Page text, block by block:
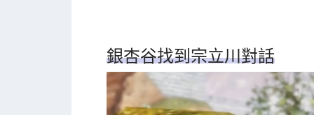
銀杏谷找到宗立川對話